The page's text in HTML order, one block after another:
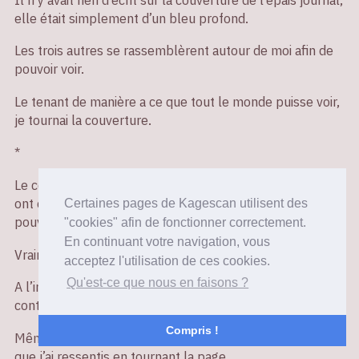
Certaines pages de Kagescan utilisent des
"cookies" afin de fonctionner correctement.
En continuant votre navigation, vous
acceptez l'utilisation de ces cookies.
Qu'est-ce que nous en faisons ?
Compris !
elle était simplement d’un bleu profond.
Les trois autres se rassemblèrent autour de moi afin de
pouvoir voir.
Le tenant de manière a ce que tout le monde puisse voir,
je tournai la couverture.
*
Le contenu de se journal était des choses que nous, qui
ont été béni de vivre comme des humains "normaux" ne
pouvions pas savoir.
Vraiment profond, et vraiment triste.
A l’intérieur, se trouvait l’étrange vie de ceux qui ont
continué à chérir quelque chose.
Même maintenant, je ne peux toujours pas oublier ce